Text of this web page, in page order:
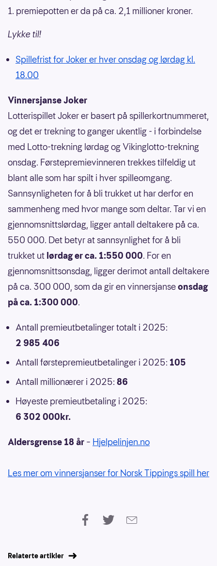
1. premiepotten er da på ca. 2,1 millioner kroner.
Lykke til!
Spillefrist for Joker er hver onsdag og lørdag kl.
18.00
Vinnersjanse Joker
Lotterispillet Joker er basert på spillerkortnummeret,
og det er trekning to ganger ukentlig - i forbindelse
med Lotto-trekning lørdag og Vikinglotto-trekning
onsdag. Førstepremievinneren trekkes tilfeldig ut
blant alle som har spilt i hver spilleomgang.
Sannsynligheten for å bli trukket ut har derfor en
sammenheng med hvor mange som deltar. Tar vi en
gjennomsnittslørdag, ligger antall deltakere på ca.
550 000. Det betyr at sannsynlighet for å bli
trukket ut lørdag er ca. 1:550 000. For en
gjennomsnittsonsdag, ligger derimot antall deltakere
på ca. 300 000, som da gir en vinnersjanseonsdag
på ca. 1:300 000.
Antall premieutbetalinger totalt i 2025:
2 985 406
Antall førstepremieutbetalinger i 2025: 105
Antall millionærer i 2025: 86
Høyeste premieutbetaling i 2025:
6 302 000kr.
Aldersgrense 18 år – Hjelpelinjen.no
Les mer om vinnersjanser for Norsk Tippings spill her
Relaterte artikler